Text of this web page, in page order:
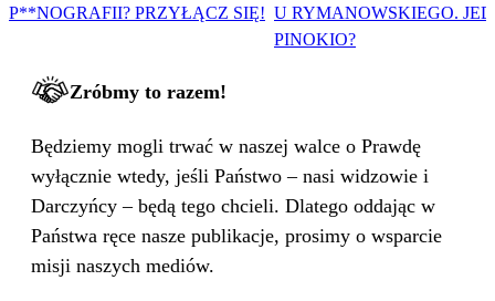
P**NOGRAFII? PRZYŁĄCZ SIĘ! U RYMANOWSKIEGO.
PINOKIO?
Zróbmy to razem!
Będziemy mogli trwać w naszej walce o Prawdę
wyłącznie wtedy, jeśli Państwo – nasi widzowie i
Darczyńcy – będą tego chcieli. Dlatego oddając w
Państwa ręce nasze publikacje, prosimy o wsparcie
misji naszych mediów.